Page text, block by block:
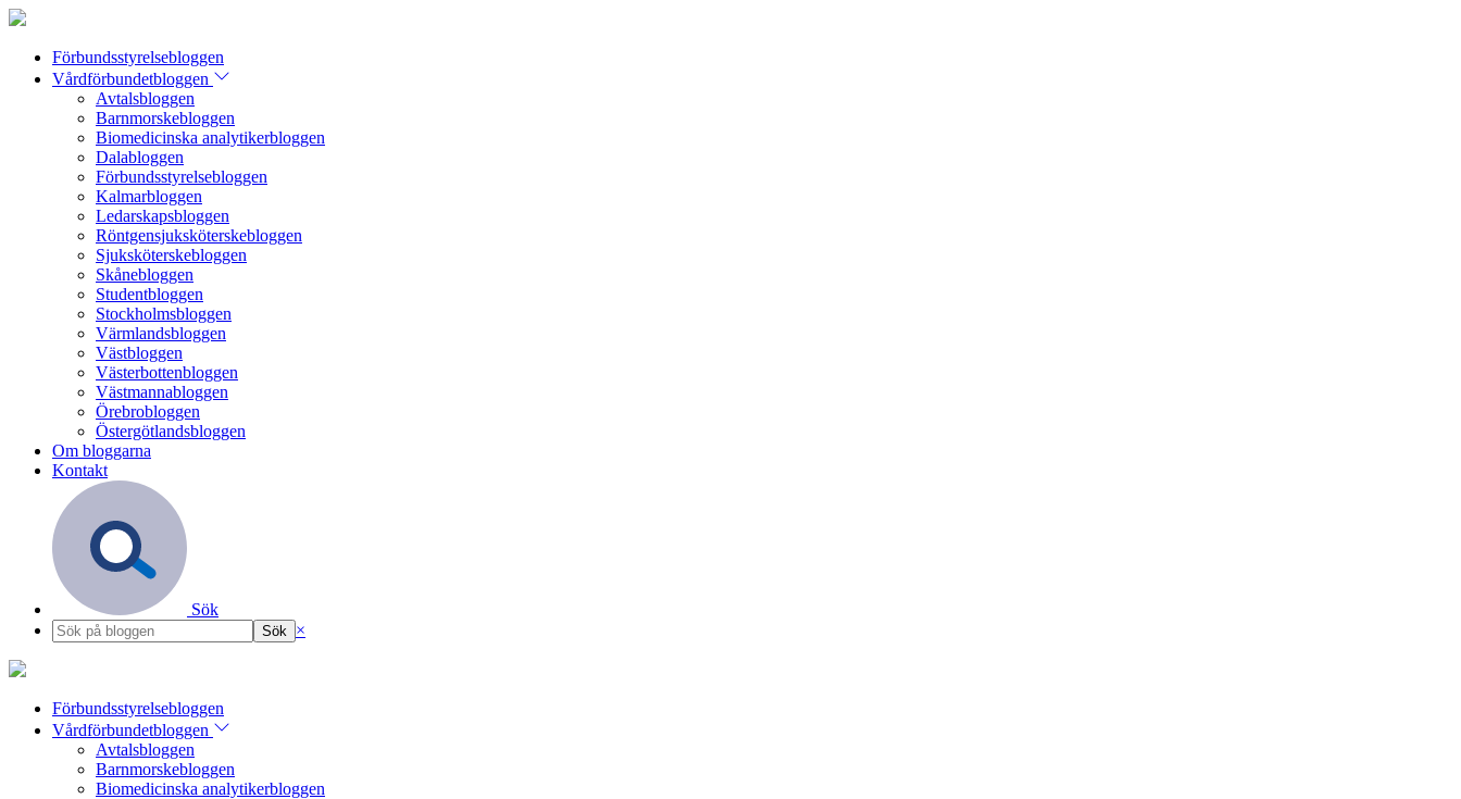
Förbundsstyrelsebloggen
Vårdförbundetbloggen
Avtalsbloggen
Barnmorskebloggen
Biomedicinska analytikerbloggen
Dalabloggen
Förbundsstyrelsebloggen
Kalmarbloggen
Ledarskapsbloggen
Röntgensjuksköterskebloggen
Sjuksköterskebloggen
Skånebloggen
Studentbloggen
Stockholmsbloggen
Värmlandsbloggen
Västbloggen
Västerbottenbloggen
Västmannabloggen
Örebrobloggen
Östergötlandsbloggen
Om bloggarna
Kontakt
Sök
×
Förbundsstyrelsebloggen
Vårdförbundetbloggen
Avtalsbloggen
Barnmorskebloggen
Biomedicinska analytikerbloggen